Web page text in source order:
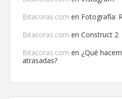
Bitacoras.com en Fotografía:
Bitacoras.com en Construct 2
Bitacoras.com en ¿Qué
atrasadas?